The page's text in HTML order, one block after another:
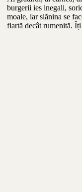
burgerii ies inegali,
moale, iar slănina se
fiartă decât rumenită.